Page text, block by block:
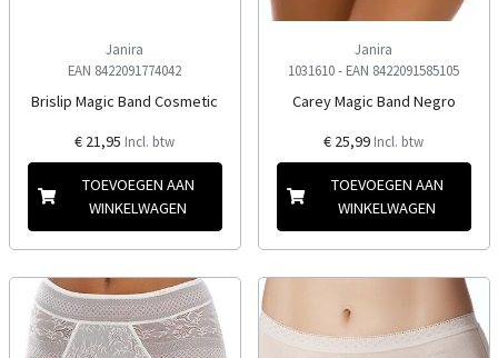
Janira
EAN 8422091774042
Brislip Magic Band Cosmetic
€ 21,95 Incl. btw
TOEVOEGEN AAN
WINKELWAGEN
Janira
1031610 - EAN 8422091585105
Carey Magic Band Negro
€ 25,99 Incl. btw
TOEVOEGEN AAN
WINKELWAGEN